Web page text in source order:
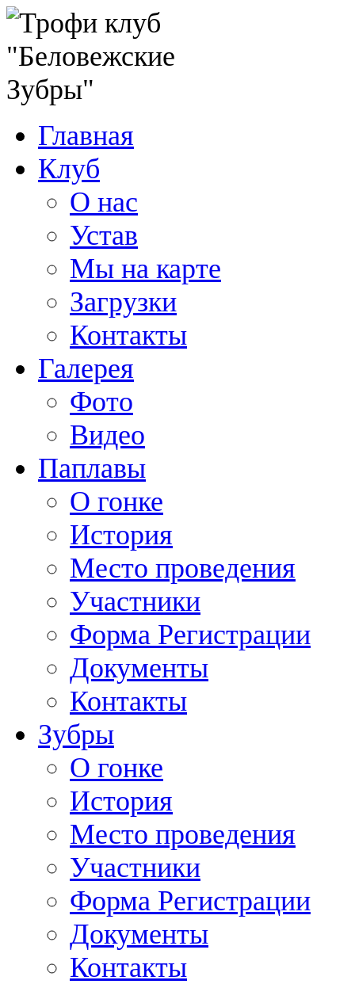
Главная
Клуб
О нас
Устав
Мы на карте
Загрузки
Контакты
Галерея
Фото
Видео
Паплавы
О гонке
История
Место проведения
Участники
Форма Регистрации
Документы
Контакты
Зубры
О гонке
История
Место проведения
Участники
Форма Регистрации
Документы
Контакты